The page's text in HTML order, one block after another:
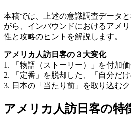
本稿では、上述の意識調査データ
がら、インバウンドにおけるアメ
性と攻略のヒントを解説します。
アメリカ人訪日客の３大変化
1. 「物語（ストーリー）」を付加
2. 「定番」を脱却した、「自分だ
3. 日本の「当たり前」を取り込む
アメリカ人訪日客の特